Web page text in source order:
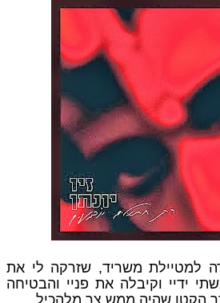
למטיילת משריד, שזרקה לי את
ידיי וקיבלה את פניי והבטיחה
הקטן שהיה ממש צר מלהכיל…